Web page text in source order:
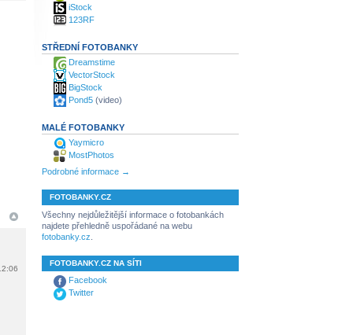
iStock
123RF
STŘEDNÍ FOTOBANKY
Dreamstime
VectorStock
BigStock
Pond5 (video)
MALÉ FOTOBANKY
Yaymicro
MostPhotos
Podrobné informace →
FOTOBANKY.CZ
Všechny nejdůležitější informace o fotobankách
najdete přehledně uspořádané na webu
fotobanky.cz
FOTOBANKY.CZ NA SÍTI
Facebook
Twitter